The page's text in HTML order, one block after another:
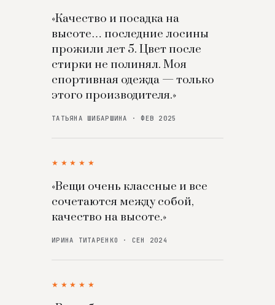
«Качество и посадка на
высоте… последние лосины
прожили лет 5. Цвет после
стирки не полинял. Моя
спортивная одежда — только
этого производителя.»
ТАТЬЯНА ШИБАРШИНА · ФЕВ 2025
★★★★★
«Вещи очень классные и все
сочетаются между собой,
качество на высоте.»
ИРИНА ТИТАРЕНКО · СЕН 2024
★★★★★